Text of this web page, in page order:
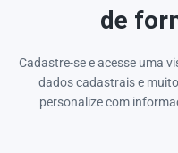
de
Cadastre-se e acesse uma
dados cadastrais e
personalize com